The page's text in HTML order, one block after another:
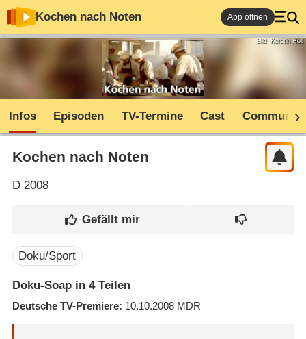
Kochen nach Noten App öffnen
Bild: Kerstin Holl
Infos Episoden TV-Termine Cast Community
Kochen nach Noten
D2008
Doku/Sport
Doku-Soap in 4 Teilen
Deutsche TV-Premiere 10.10.2008 MDR